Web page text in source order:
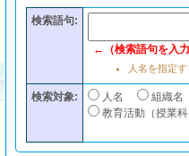
検索語句:
←（検索語句を入力
人名を指定
検索対象: 人名 組織名
教育活動（授業科